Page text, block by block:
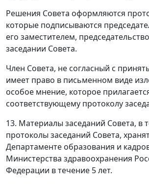
Решения Совета оформляются
которые подписываются
его заместителем,
заседании Совета.
Член Совета, не согласный с
имеет право в письменном виде
особое мнение, которое
соответствующему протоколу
13. Материалы заседаний Совета, в
протоколы заседаний Совета,
Департаменте образования и
Министерства здравоохранения
Федерации в течение 5 лет.